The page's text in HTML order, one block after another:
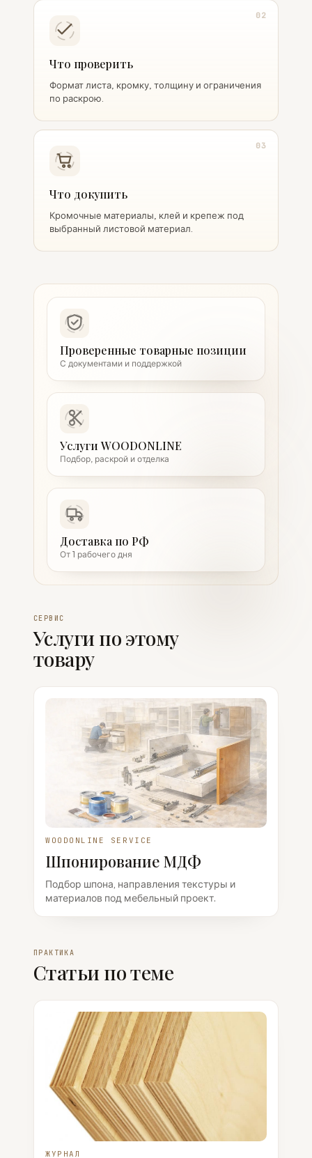
02
Что проверить
Формат листа, кромку, толщину и ограничения
по раскрою.
03
Что докупить
Кромочные материалы, клей и крепеж под
выбранный листовой материал.
Проверенные товарные позиции
С документами и поддержкой
Услуги WOODONLINE
Подбор, раскрой и отделка
Доставка по РФ
От 1 рабочего дня
СЕРВИС
Услуги по этому
товару
WOODONLINE SERVICE
Шпонирование МДФ
Подбор шпона, направления текстуры и
материалов под мебельный проект.
ПРАКТИКА
Статьи по теме
ЖУРНАЛ